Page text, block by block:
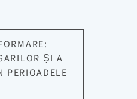
ȘI A
PERIOADELE